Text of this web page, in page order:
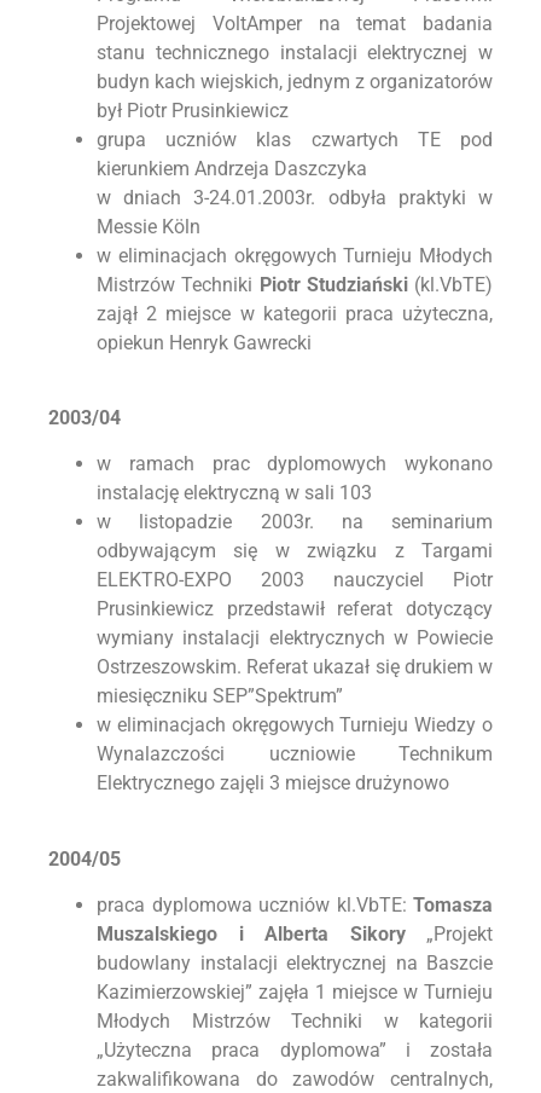
Projektowej VoltAmper na temat badania
stanu technicznego instalacji elektrycznej w
budyn kach wiejskich, jednym z organizatorów
był Piotr Prusinkiewicz
grupa uczniów klas czwartych TE pod
kierunkiem Andrzeja Daszczyka
w dniach 3-24.01.2003r. odbyła praktyki w
Messie Köln
w eliminacjach okręgowych Turnieju Młodych
Mistrzów Techniki Piotr Studziański(kl.VbTE)
zajął 2 miejsce w kategorii praca użyteczna,
opiekun Henryk Gawrecki
2003/04
w ramach prac dyplomowych wykonano
instalację elektryczną w sali 103
w listopadzie 2003r. na seminarium
odbywającym się w związku z Targami
ELEKTRO-EXPO 2003 nauczyciel Piotr
Prusinkiewicz przedstawił referat dotyczący
wymiany instalacji elektrycznych w Powiecie
Ostrzeszowskim. Referat ukazał się drukiem w
miesięczniku SEP”Spektrum”
w eliminacjach okręgowych Turnieju Wiedzy o
Wynalazczości uczniowie Technikum
Elektrycznego zajęli 3 miejsce drużynowo
2004/05
praca dyplomowa uczniów kl.VbTE: Tomasza
Muszalskiego i Alberta Sikory„Projekt
budowlany instalacji elektrycznej na Baszcie
Kazimierzowskiej” zajęła 1 miejsce w Turnieju
Młodych Mistrzów Techniki w kategorii
„Użyteczna praca dyplomowa” i została
zakwalifikowana do zawodów centralnych,